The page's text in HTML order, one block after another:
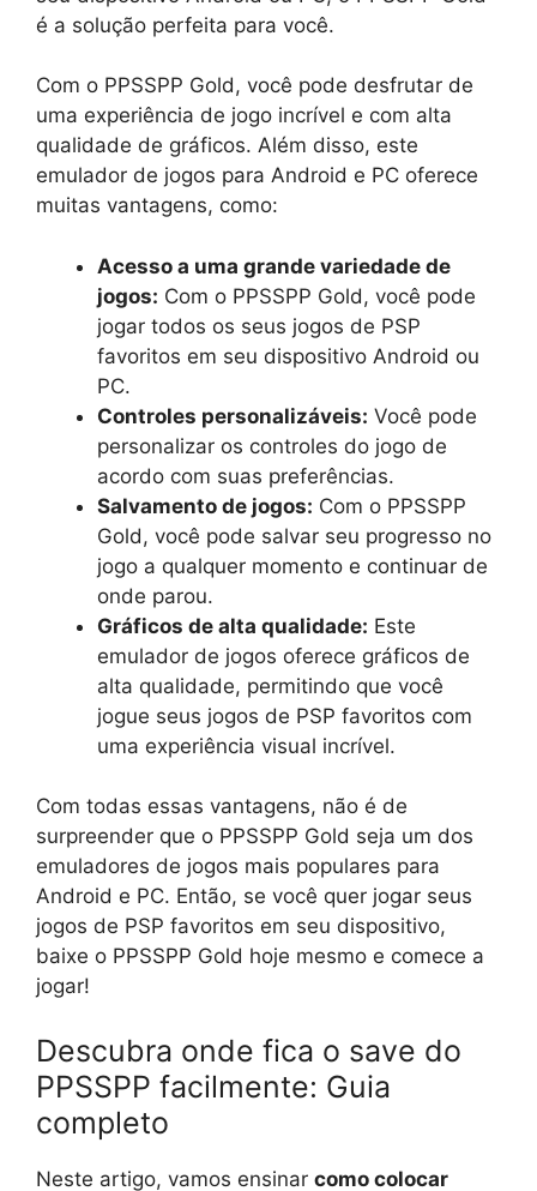
é a solução perfeita para você.
Com o PPSSPP Gold, você pode desfrutar de
uma experiência de jogo incrível e com alta
qualidade de gráficos. Além disso, este
emulador de jogos para Android e PC oferece
muitas vantagens, como:
Acesso a uma grande variedade de
jogos: Com o PPSSPP Gold, você pode
jogar todos os seus jogos de PSP
favoritos em seu dispositivo Android ou
PC.
Controles personalizáveis: Você pode
personalizar os controles do jogo de
acordo com suas preferências.
Salvamento de jogos: Com o PPSSPP
Gold, você pode salvar seu progresso no
jogo a qualquer momento e continuar de
onde parou.
Gráficos de alta qualidade: Este
emulador de jogos oferece gráficos de
alta qualidade, permitindo que você
jogue seus jogos de PSP favoritos com
uma experiência visual incrível.
Com todas essas vantagens, não é de
surpreender que o PPSSPP Gold seja um dos
emuladores de jogos mais populares para
Android e PC. Então, se você quer jogar seus
jogos de PSP favoritos em seu dispositivo,
baixe o PPSSPP Gold hoje mesmo e comece a
jogar!
Descubra onde fica o save do
PPSSPP facilmente: Guia
completo
Neste artigo, vamos ensinar como colocar